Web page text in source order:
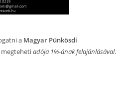
a Magyar Pünkösdi
megtehetiadója 1%-ának felajánlásával.